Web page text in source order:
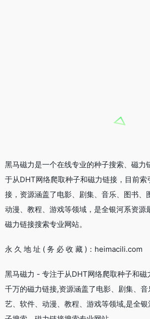
黑马磁力是一个在线专业的种子搜索、磁力
于从DHT网络爬取种子和磁力链接，目前索
接，资源涵盖了电影、剧集、音乐、图书、
动漫、教程、游戏等领域，是全银河系资源
磁力链接搜索专业网站。
永 久 地 址 ( 务 必 收 藏 )：heimacili.com
黑马磁力 - 专注于从DHT网络爬取种子和磁
千万的磁力链接,资源涵盖了电影、剧集、
艺、软件、动漫、教程、游戏等领域,是全